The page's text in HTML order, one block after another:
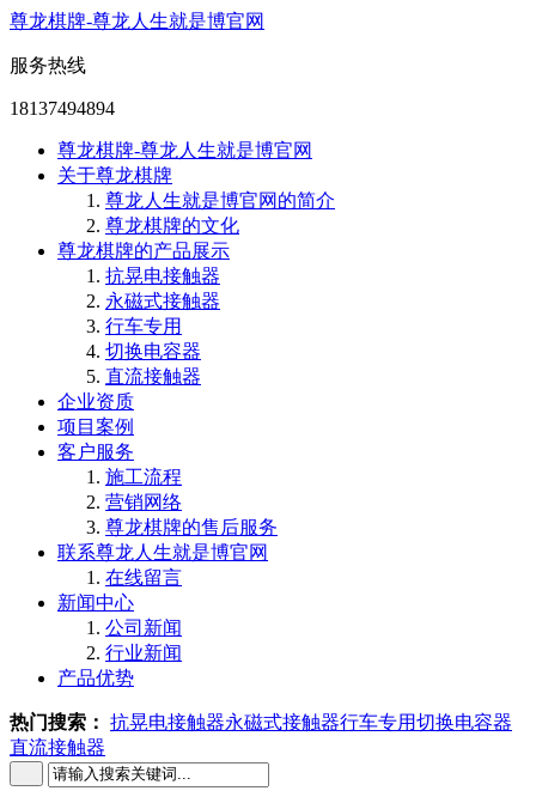
尊龙棋牌-尊龙人生就是博官网
服务热线
18137494894
尊龙棋牌-尊龙人生就是博官网
关于尊龙棋牌
尊龙人生就是博官网的简介
尊龙棋牌的文化
尊龙棋牌的产品展示
抗晃电接触器
永磁式接触器
行车专用
切换电容器
直流接触器
企业资质
项目案例
客户服务
施工流程
营销网络
尊龙棋牌的售后服务
联系尊龙人生就是博官网
在线留言
新闻中心
公司新闻
行业新闻
产品优势
热门搜索： 抗晃电接触器永磁式接触器行车专用切换电容器
直流接触器